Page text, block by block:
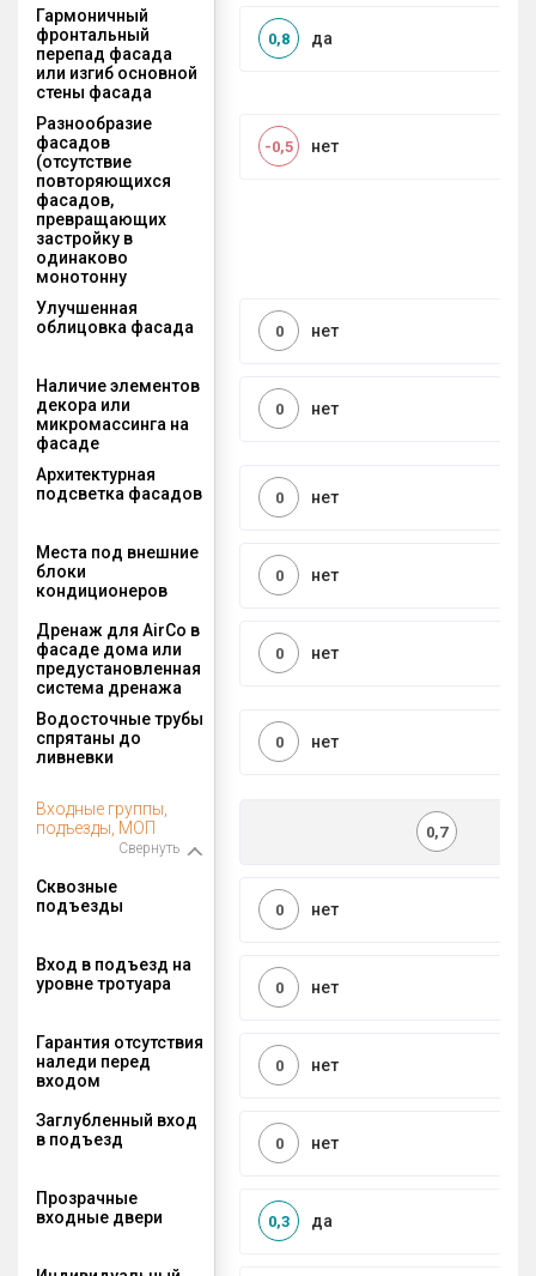
Гармоничный
фронтальный
перепад фасада
или изгиб основной
стены фасада
да
0,8
Разнообразие
фасадов
(отсутствие
повторяющихся
фасадов,
превращающих
застройку в
одинаково
монотонну
нет
-0,5
Улучшенная
облицовка фасада
нет
0
Наличие элементов
декора или
микромассинга на
фасаде
нет
0
Архитектурная
подсветка фасадов
нет
0
Места под внешние
блоки
кондиционеров
нет
0
Дренаж для AirCo в
фасаде дома или
предустановленная
система дренажа
нет
0
Водосточные трубы
спрятаны до
ливневки
нет
0
Входные группы,
подъезды, МОП
Свернуть
0,7
Сквозные
подъезды
нет
0
Вход в подъезд на
уровне тротуара
нет
0
Гарантия отсутствия
наледи перед
входом
нет
0
Заглубленный вход
в подъезд
нет
0
Прозрачные
входные двери
да
0,3